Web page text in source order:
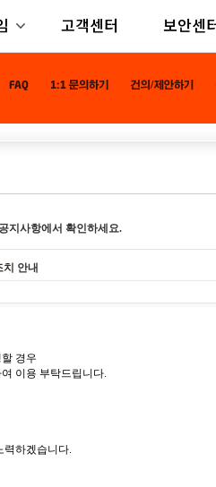
고객센터 보안센
지사항에서 확인하세요.
안내
경우
이용 부탁드립니다.
력하겠습니다.